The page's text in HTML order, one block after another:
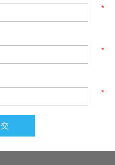
*
*
*